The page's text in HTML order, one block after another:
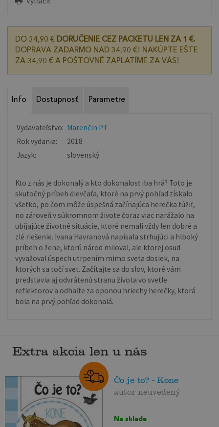
DO 34,90 € DORUČENIE CEZ PACKETU LEN ZA 1 €.
DOPRAVA ZADARMO NAD 34,90 €! NAKÚPTE EŠTE
ZA 34,90 € A POŠTOVNÉ ZAPLATÍME ZA VÁS!
Info Dostupnosť Parametre
Vydavateľstvo: Marenčin PT
Rok vydania:
2018
Jazyk:
slovenský
Kto z nás je dokonalý a kto dokonalosť iba hrá? Toto je
skutočný príbeh dievčaťa, ktoré na prvý pohľad získalo
všetko, po čom môže úspešná začínajúca herečka túžiť,
no zároveň v súkromnom živote čoraz viac narážalo na
ubíjajúce životné situácie, ktoré nemali vždy len dobré a
zlé riešenie. Ivana Havranová napísala strhujúci a hlboký
príbeh o žene, ktorú národ miloval, ale ktorej osud
vyvažoval úspech utrpením mimo sveta dosiek, na
ktorých sa točí svet. Začítajte sa do slov, ktoré vám
predstavia aj odvrátenú stranu života vo svetle
reflektorov a odhaľte za oponou hriechy herečky, ktorá
bola na prvý pohľad dokonalá.
Extra akcia len u nás
Čo je to? - Kone
autor neuvedený
Na sklade